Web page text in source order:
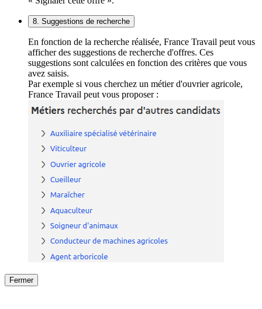
8. Suggestions de recherche
En fonction de la recherche réalisée, France Travail peut vous
afficher des suggestions de recherche d'offres. Ces
suggestions sont calculées en fonction des critères que vous
avez saisis.
Par exemple si vous cherchez un métier d'ouvrier agricole,
France Travail peut vous proposer :
Fermer